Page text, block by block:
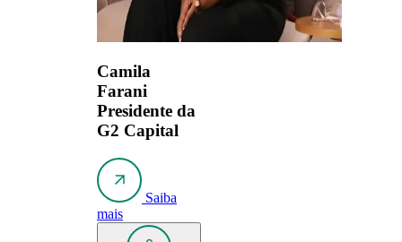
Camila
Farani
Presidente da
G2 Capital
Saiba
mais